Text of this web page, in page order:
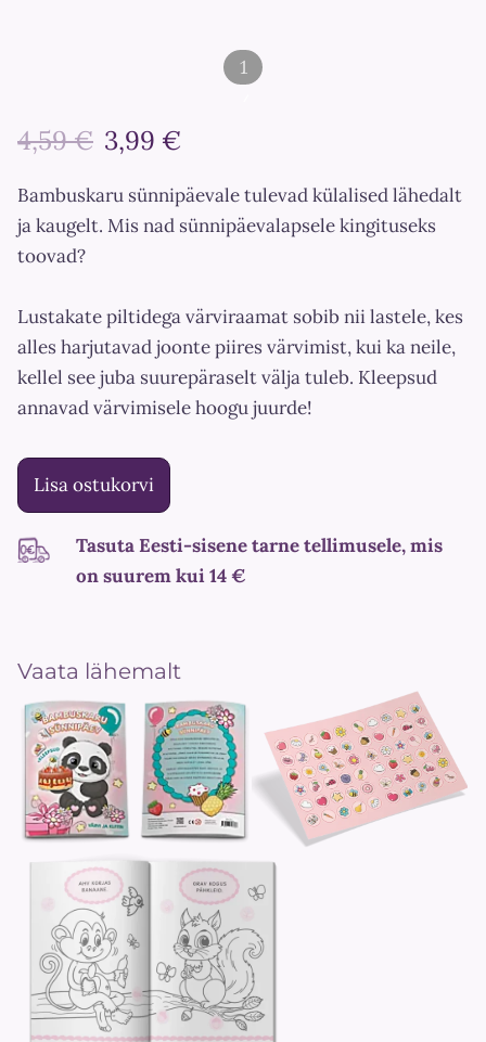
Vaata lähemalt
1
4,59 € 3,99 €
Bambuskaru sünnipäevale tulevad külalised lähedalt
ja kaugelt. Mis nad sünnipäevalapsele kingituseks
toovad?
Lustakate piltidega värviraamat sobib nii lastele, kes
alles harjutavad joonte piires värvimist, kui ka neile,
kellel see juba suurepäraselt välja tuleb. Kleepsud
annavad värvimisele hoogu juurde!
Lisa ostukorvi
Tasuta Eesti-sisene tarne tellimusele, mis
on suurem kui 14 €